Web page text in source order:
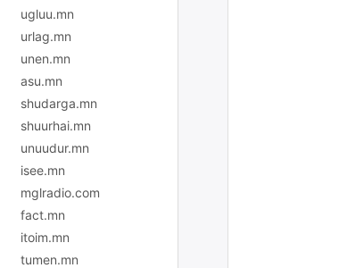
ugluu.mn
urlag.mn
unen.mn
asu.mn
shudarga.mn
shuurhai.mn
unuudur.mn
isee.mn
mglradio.com
fact.mn
itoim.mn
tumen.mn